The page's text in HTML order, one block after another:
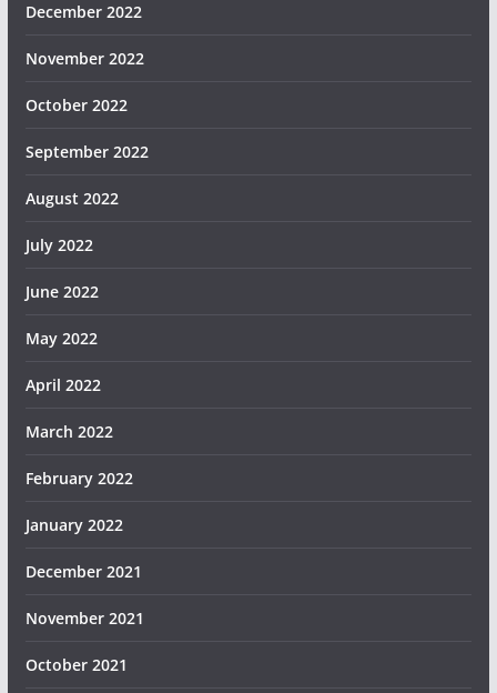
December 2022
November 2022
October 2022
September 2022
August 2022
July 2022
June 2022
May 2022
April 2022
March 2022
February 2022
January 2022
December 2021
November 2021
October 2021